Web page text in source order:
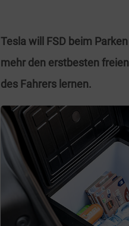
Tesla will FSD beim
mehr den erstbesten
des Fahrers lernen.